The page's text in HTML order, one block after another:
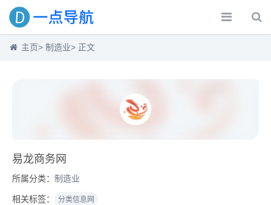
主页> 制造业> 正文
易龙商务网
所属分类： 制造业
相关标签： 分类信息网